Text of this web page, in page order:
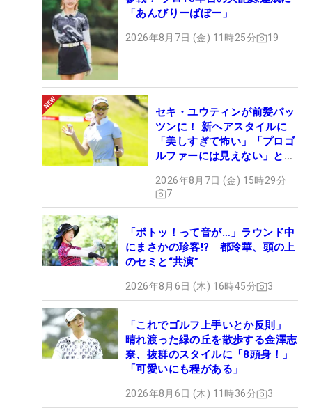
「あんびりーばぼー」
2026年8月7日 (金) 11時25分 19
セキ・ユウティンが前髪パッ
ツンに！ 新ヘアスタイルに
「美しすぎて怖い」「プロゴ
ルファーには見えない」とコ
2026年8月7日 (金) 15時29分
7
「ボトッ！って音が…」ラウンド中
にまさかの珍客!? 都玲華、頭の上
のセミと“共演”
2026年8月6日 (木) 16時45分 3
「これでゴルフ上手いとか反則」
晴れ渡った緑の丘を散歩する金澤志
奈、抜群のスタイルに「8頭身！」
「可愛いにも程がある」
2026年8月6日 (木) 11時36分 3